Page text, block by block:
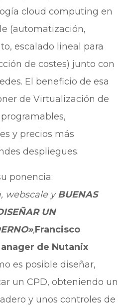
cloud computing en
(automatización,
escalado lineal para
de costes) junto con
El beneficio de esa
de Virtualización de
programables,
y precios más
despliegues.
ponencia:
webscale yBUENAS
UN
,Francisco
de Nutanix
es posible diseñar,
un CPD, obteniendo un
y unos controles de